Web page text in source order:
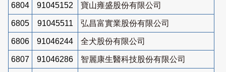
6804 91045152 寶山雍盛股份有限公司
6805 91045511 弘昌富實業股份有限公司
6806 91046244 全犬股份有限公司
6807 91046286 智麗康生醫科技股份有限公司